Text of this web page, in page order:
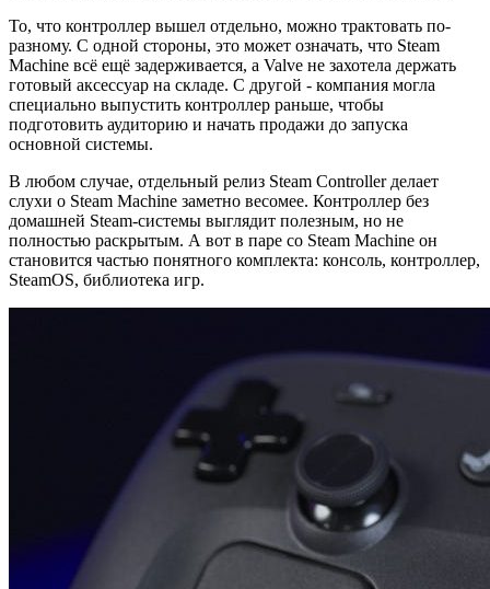
То, что контроллер вышел отдельно, можно трактовать по-
разному. С одной стороны, это может означать, что Steam
Machine всё ещё задерживается, а Valve не захотела держать
готовый аксессуар на складе. С другой - компания могла
специально выпустить контроллер раньше, чтобы
подготовить аудиторию и начать продажи до запуска
основной системы.
В любом случае, отдельный релиз Steam Controller делает
слухи о Steam Machine заметно весомее. Контроллер без
домашней Steam-системы выглядит полезным, но не
полностью раскрытым. А вот в паре со Steam Machine он
становится частью понятного комплекта: консоль, контроллер,
SteamOS, библиотека игр.